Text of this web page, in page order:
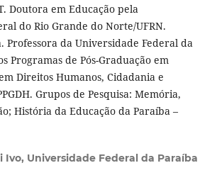
Doutora em Educação pela
do Rio Grande do Norte/UFRN.
Professora da Universidade Federal da
Programas de Pós-Graduação em
Direitos Humanos, Cidadania e
Grupos de Pesquisa: Memória,
História da Educação da Paraíba –
Ivo, Universidade Federal da Paraíba